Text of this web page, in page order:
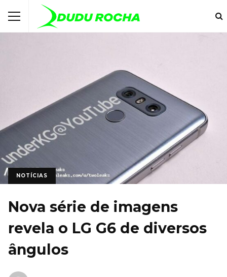
NOTÍCIAS
Nova série de imagens
revela o LG G6 de diversos
ângulos